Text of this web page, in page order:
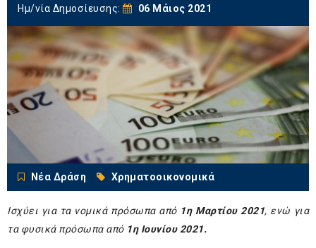
Ημ/νία Δημοσίευσης: 06 Μάιος 2021
Νέα Δράση Χρηματοοικονομικά
Ισχύει για τα νομικά πρόσωπα από 1η Μαρτίου 2021, ενώ για
τα φυσικά πρόσωπα από 1η Ιουνίου 2021.